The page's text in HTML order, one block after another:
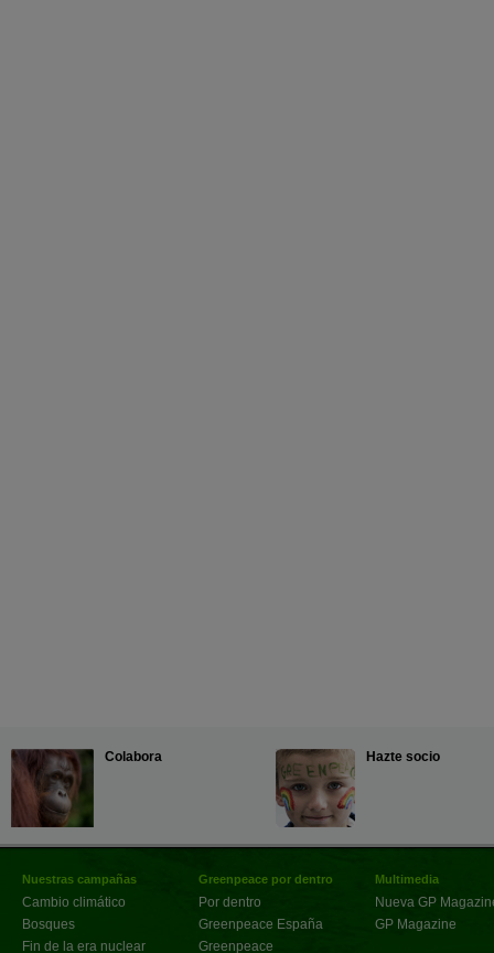
Colabora Hazte socio
Nuestras campañas
Cambio climático
Bosques
Fin de la era nuclear
Greenpeace por dentro
Por dentro
Greenpeace España
Greenpeace
Multimedia
Nueva GP
GP Magazine